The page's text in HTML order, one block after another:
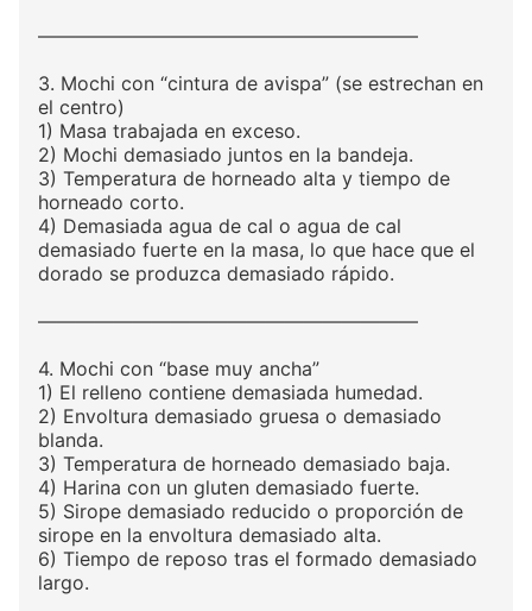
————————————————————
3. Mochi con “cintura de avispa” (se estrechan en
el centro)
1) Masa trabajada en exceso.
2) Mochi demasiado juntos en la bandeja.
3) Temperatura de horneado alta y tiempo de
horneado corto.
4) Demasiada agua de cal o agua de cal
demasiado fuerte en la masa, lo que hace que el
dorado se produzca demasiado rápido.
————————————————————
4. Mochi con “base muy ancha”
1) El relleno contiene demasiada humedad.
2) Envoltura demasiado gruesa o demasiado
blanda.
3) Temperatura de horneado demasiado baja.
4) Harina con un gluten demasiado fuerte.
5) Sirope demasiado reducido o proporción de
sirope en la envoltura demasiado alta.
6) Tiempo de reposo tras el formado demasiado
largo.